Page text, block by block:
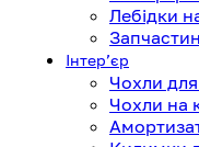
Лебідки
Інтерʼєр
Чохли для
Чохли на